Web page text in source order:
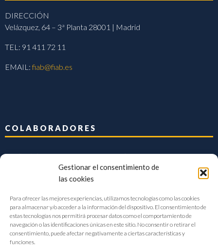
Gestionar el consentimiento de
las cookies
Para ofrecer las mejores experiencias, utilizamos tecnologías como las cookies
para almacenar y/o acceder a la información del dispositivo. El consentimiento de
estas tecnologías nos permitirá procesar datos como el comportamiento de
navegación o las identificaciones únicas en este sitio. No consentir o retirar el
consentimiento, puede afectar negativamente a ciertas características y
funciones.
DIRECCIÓN
Velázquez, 64 – 3ª Planta 28001 | Madrid
TEL: 91 411 72 11
EMAIL:fiab@fiab.es
COLABORADORES